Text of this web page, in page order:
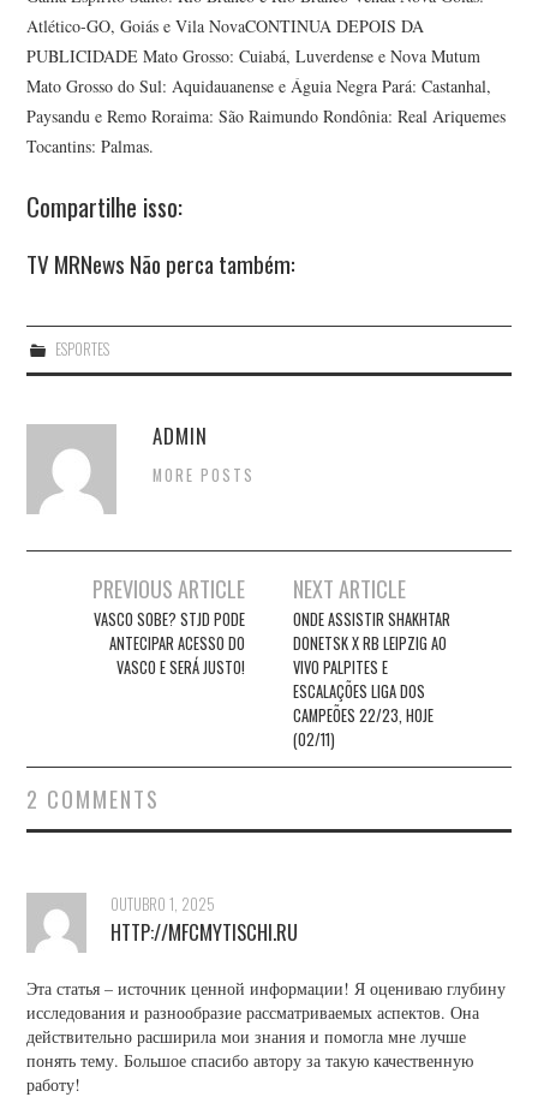
Atlético-GO, Goiás e Vila NovaCONTINUA DEPOIS DA
PUBLICIDADE Mato Grosso: Cuiabá, Luverdense e Nova Mutum
Mato Grosso do Sul: Aquidauanense e Águia Negra Pará: Castanhal,
Paysandu e Remo Roraima: São Raimundo Rondônia: Real Ariquemes
Tocantins: Palmas.
Compartilhe isso:
TV MRNews Não perca também:
ESPORTES
ADMIN
MORE POSTS
navigation
PREVIOUS ARTICLE
VASCO SOBE? STJD PODE
ANTECIPAR ACESSO DO
VASCO E SERÁ JUSTO!
NEXT ARTICLE
ONDE ASSISTIR SHAKHTAR
DONETSK X RB LEIPZIG AO
VIVO PALPITES E
ESCALAÇÕES LIGA DOS
CAMPEÕES 22/23, HOJE
(02/11)
2 COMMENTS
OUTUBRO 1, 2025
HTTP://MFCMYTISCHI.RU
Эта статья – источник ценной информации! Я оцениваю глубину
исследования и разнообразие рассматриваемых аспектов. Она
действительно расширила мои знания и помогла мне лучше
понять тему. Большое спасибо автору за такую качественную
работу!